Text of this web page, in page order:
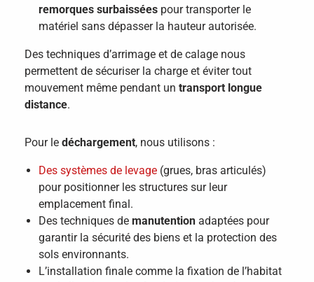
remorques surbaissées pour transporter le
matériel sans dépasser la hauteur autorisée.
Des techniques d’arrimage et de calage nous
permettent de sécuriser la charge et éviter tout
mouvement même pendant un transport longue
distance.
Pour le déchargement, nous utilisons :
Des systèmes de levage (grues, bras articulés)
pour positionner les structures sur leur
emplacement final.
Des techniques de manutention adaptées pour
garantir la sécurité des biens et la protection des
sols environnants.
L’installation finale comme la fixation de l’habitat